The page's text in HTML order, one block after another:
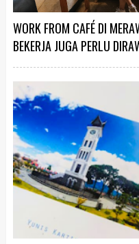
WORK FROM CAFÉ DI
BEKERJA JUGA PERLU